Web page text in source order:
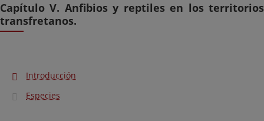
Capítulo V. Anfibios y reptiles en los territorios
transfretanos.
Introducción
Especies